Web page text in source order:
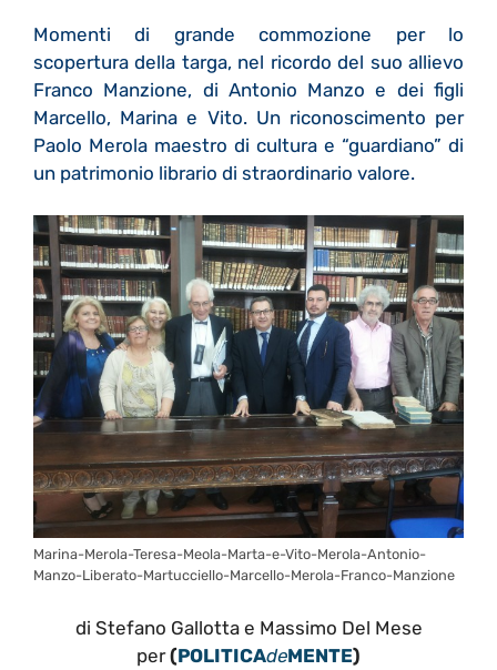
Momenti di grande commozione per lo
scopertura della targa, nel ricordo del suo allievo
Franco Manzione, di Antonio Manzo e dei figli
Marcello, Marina e Vito. Un riconoscimento per
Paolo Merola maestro di cultura e “guardiano” di
un patrimonio librario di straordinario valore.
Marina-Merola-Teresa-Meola-Marta-e-Vito-Merola-Antonio-
Manzo-Liberato-Martucciello-Marcello-Merola-Franco-Manzione
di Stefano Gallotta e Massimo Del Mese
per(POLITICAdeMENTE)